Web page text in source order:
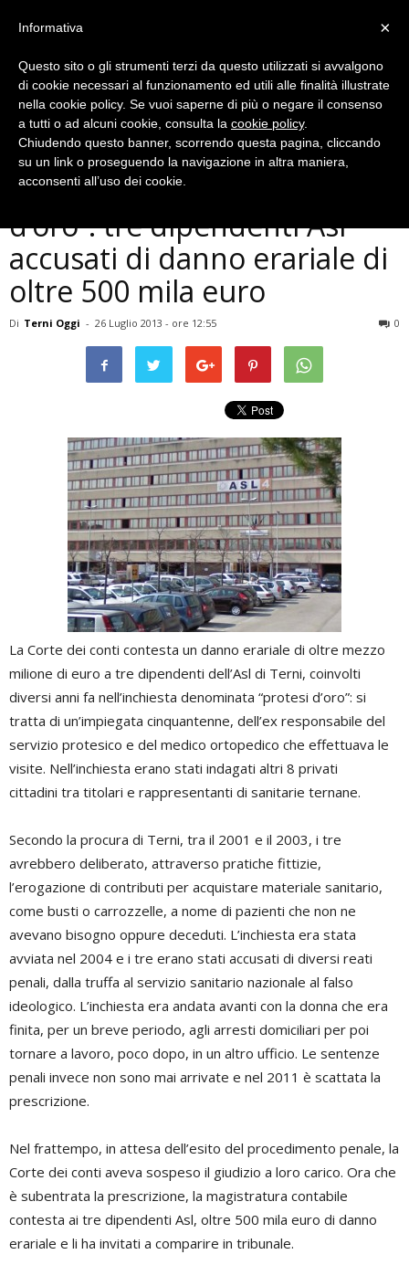
Cronaca
Terni, inchiesta ”protesi
d’oro”: tre dipendenti Asl
accusati di danno erariale di
oltre 500 mila euro
Di Terni Oggi - 26 Luglio 2013 - ore 12:55 0
La Corte dei conti contesta un danno erariale di oltre mezzo
milione di euro a tre dipendenti dell’Asl di Terni, coinvolti
diversi anni fa nell’inchiesta denominata “protesi d’oro”: si
tratta di un’impiegata cinquantenne, dell’ex responsabile del
servizio protesico e del medico ortopedico che effettuava le
visite. Nell’inchiesta erano stati indagati altri 8 privati
cittadini tra titolari e rappresentanti di sanitarie ternane.
Secondo la procura di Terni, tra il 2001 e il 2003, i tre
avrebbero deliberato, attraverso pratiche fittizie,
l’erogazione di contributi per acquistare materiale sanitario,
come busti o carrozzelle, a nome di pazienti che non ne
avevano bisogno oppure deceduti. L’inchiesta era stata
avviata nel 2004 e i tre erano stati accusati di diversi reati
penali, dalla truffa al servizio sanitario nazionale al falso
ideologico. L’inchiesta era andata avanti con la donna che era
finita, per un breve periodo, agli arresti domiciliari per poi
tornare a lavoro, poco dopo, in un altro ufficio. Le sentenze
penali invece non sono mai arrivate e nel 2011 è scattata la
prescrizione.
Nel frattempo, in attesa dell’esito del procedimento penale, la
Corte dei conti aveva sospeso il giudizio a loro carico. Ora che
è subentrata la prescrizione, la magistratura contabile
contesta ai tre dipendenti Asl, oltre 500 mila euro di danno
erariale e li ha invitati a comparire in tribunale.
×
Informativa
Questo sito o gli strumenti terzi da questo utilizzati si avvalgono
di cookie necessari al funzionamento ed utili alle finalità illustrate
nella cookie policy. Se vuoi saperne di più o negare il consenso
a tutti o ad alcuni cookie, consulta la cookie policy.
Chiudendo questo banner, scorrendo questa pagina, cliccando
su un link o proseguendo la navigazione in altra maniera,
acconsenti all’uso dei cookie.